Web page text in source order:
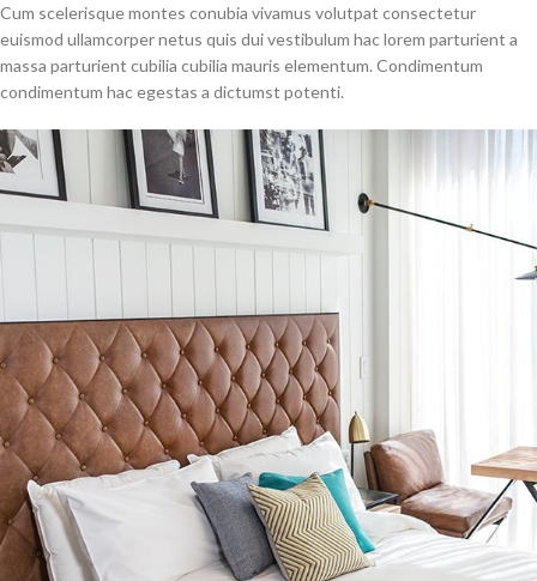
Cum scelerisque montes conubia vivamus volutpat consectetur
euismod ullamcorper netus quis dui vestibulum hac lorem parturient a
massa parturient cubilia cubilia mauris elementum. Condimentum
condimentum hac egestas a dictumst potenti.